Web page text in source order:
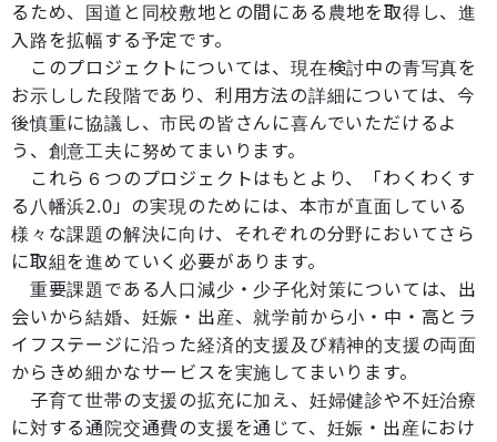
るため、国道と同校敷地との間にある農地を取得し、進
入路を拡幅する予定です。
このプロジェクトについては、現在検討中の青写真を
お示しした段階であり、利用方法の詳細については、今
後慎重に協議し、市民の皆さんに喜んでいただけるよ
う、創意工夫に努めてまいります。
これら６つのプロジェクトはもとより、「わくわくす
る八幡浜2.0」の実現のためには、本市が直面している
様々な課題の解決に向け、それぞれの分野においてさら
に取組を進めていく必要があります。
重要課題である人口減少・少子化対策については、出
会いから結婚、妊娠・出産、就学前から小・中・高とラ
イフステージに沿った経済的支援及び精神的支援の両面
からきめ細かなサービスを実施してまいります。
子育て世帯の支援の拡充に加え、妊婦健診や不妊治療
に対する通院交通費の支援を通じて、妊娠・出産におけ